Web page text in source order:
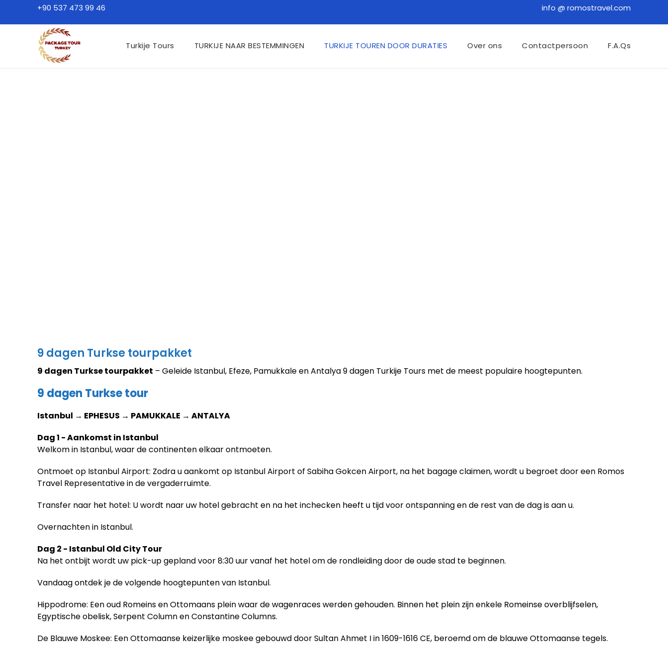
+90 537 473 99 46 info @ romostravel.com
Turkije Tours TURKIJE NAAR BESTEMMINGEN TURKIJE TOUREN DOOR DURATIES Over ons Contactpersoon F.A.Qs
9 dagen Turkse tourpakket
9 dagen Turkse tourpakket – Geleide Istanbul, Efeze, Pamukkale en Antalya 9 dagen Turkije Tours met de meest populaire hoogtepunten.
9 dagen Turkse tour
Istanbul → EPHESUS → PAMUKKALE → ANTALYA
Dag 1 - Aankomst in Istanbul
Welkom in Istanbul, waar de continenten elkaar ontmoeten.
Ontmoet op Istanbul Airport: Zodra u aankomt op Istanbul Airport of Sabiha Gokcen Airport, na het bagage claimen, wordt u begroet door een Romos
Travel Representative in de vergaderruimte.
Transfer naar het hotel: U wordt naar uw hotel gebracht en na het inchecken heeft u tijd voor ontspanning en de rest van de dag is aan u.
Overnachten in Istanbul.
Dag 2 - Istanbul Old City Tour
Na het ontbijt wordt uw pick-up gepland voor 8:30 uur vanaf het hotel om de rondleiding door de oude stad te beginnen.
Vandaag ontdek je de volgende hoogtepunten van Istanbul.
Hippodrome: Een oud Romeins en Ottomaans plein waar de wagenraces werden gehouden. Binnen het plein zijn enkele Romeinse overblijfselen,
Egyptische obelisk, Serpent Column en Constantine Columns.
De Blauwe Moskee: Een Ottomaanse keizerlijke moskee gebouwd door Sultan Ahmet I in 1609-1616 CE, beroemd om de blauwe Ottomaanse tegels.